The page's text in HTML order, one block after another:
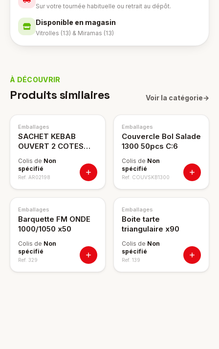
Sur votre tournée habituelle ou retrait au dépôt.
Disponible en magasin
Vitrolles (13) & Miramas (13)
À DÉCOUVRIR
Produits similaires Voir la catégorie→
Emballages
SACHET KEBAB
OUVERT 2 COTES
Colis de Non
spécifié
Ref. AR02198
Emballages
Couvercle Bol Salade
1300 50pcs C:6
Colis de Non
spécifié
Ref. COUVSKB1300
Emballages
Barquette FM ONDE
1000/1050 x50
Colis de Non
spécifié
Ref. 329
Emballages
Boite tarte
triangulaire x90
Colis de Non
spécifié
Ref. 139